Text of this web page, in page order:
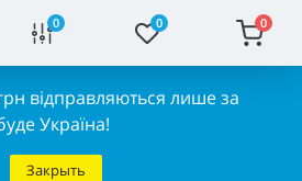
0 0 0
відправляються лише за
Україна!
Закрыть